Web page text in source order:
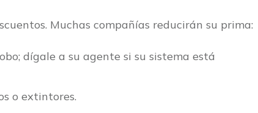
Muchas compañías reducirán su prima:
dígale a su agente si su sistema está
o extintores.